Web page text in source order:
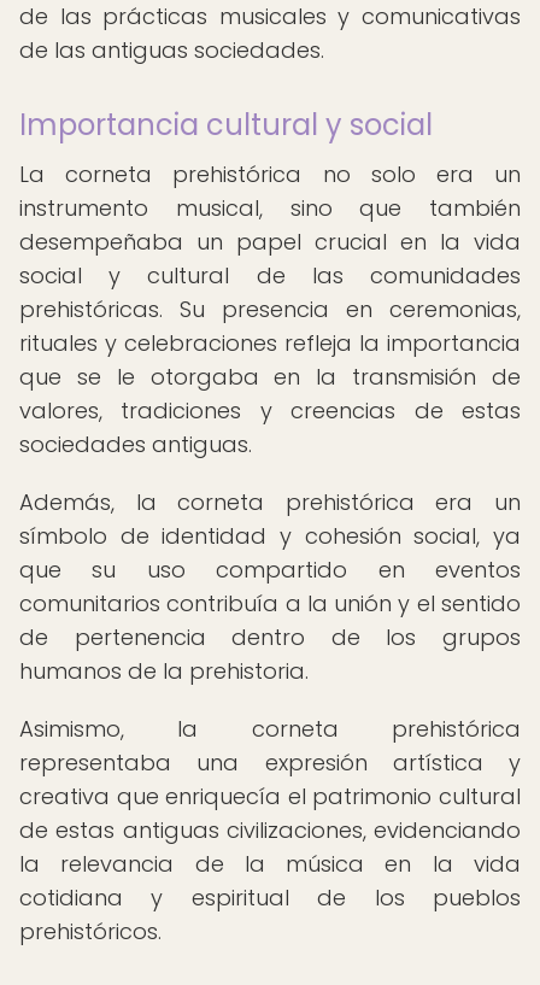
de las prácticas musicales y comunicativas
de las antiguas sociedades.
Importancia cultural y social
La corneta prehistórica no solo era un
instrumento musical, sino que también
desempeñaba un papel crucial en la vida
social y cultural de las comunidades
prehistóricas. Su presencia en ceremonias,
rituales y celebraciones refleja la importancia
que se le otorgaba en la transmisión de
valores, tradiciones y creencias de estas
sociedades antiguas.
Además, la corneta prehistórica era un
símbolo de identidad y cohesión social, ya
que su uso compartido en eventos
comunitarios contribuía a la unión y el sentido
de pertenencia dentro de los grupos
humanos de la prehistoria.
Asimismo, la corneta prehistórica
representaba una expresión artística y
creativa que enriquecía el patrimonio cultural
de estas antiguas civilizaciones, evidenciando
la relevancia de la música en la vida
cotidiana y espiritual de los pueblos
prehistóricos.